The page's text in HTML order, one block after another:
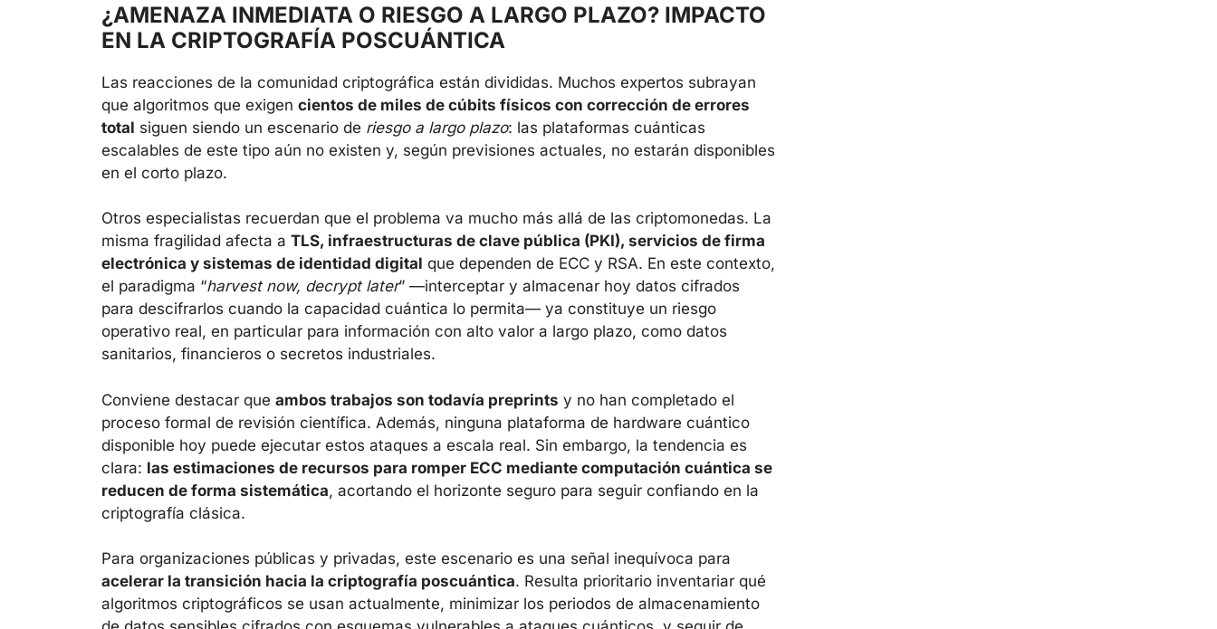
¿AMENAZA INMEDIATA O RIESGO A LARGO PLAZO? IMPACTO
EN LA CRIPTOGRAFÍA POSCUÁNTICA
Las reacciones de la comunidad criptográfica están divididas. Muchos expertos subrayan
que algoritmos que exigen cientos de miles de cúbits físicos con corrección de errores
total siguen siendo un escenario de riesgo a largo plazo: las plataformas cuánticas
escalables de este tipo aún no existen y, según previsiones actuales, no estarán disponibles
en el corto plazo.
Otros especialistas recuerdan que el problema va mucho más allá de las criptomonedas. La
misma fragilidad afecta a TLS, infraestructuras de clave pública (PKI), servicios de firma
electrónica y sistemas de identidad digital que dependen de ECC y RSA. En este contexto,
el paradigma “harvest now, decrypt later” —interceptar y almacenar hoy datos cifrados
para descifrarlos cuando la capacidad cuántica lo permita— ya constituye un riesgo
operativo real, en particular para información con alto valor a largo plazo, como datos
sanitarios, financieros o secretos industriales.
Conviene destacar que ambos trabajos son todavía preprints y no han completado el
proceso formal de revisión científica. Además, ninguna plataforma de hardware cuántico
disponible hoy puede ejecutar estos ataques a escala real. Sin embargo, la tendencia es
clara: las estimaciones de recursos para romper ECC mediante computación cuántica se
reducen de forma sistemática, acortando el horizonte seguro para seguir confiando en la
criptografía clásica.
Para organizaciones públicas y privadas, este escenario es una señal inequívoca para
acelerar la transición hacia la criptografía poscuántica. Resulta prioritario inventariar qué
algoritmos criptográficos se usan actualmente, minimizar los periodos de almacenamiento